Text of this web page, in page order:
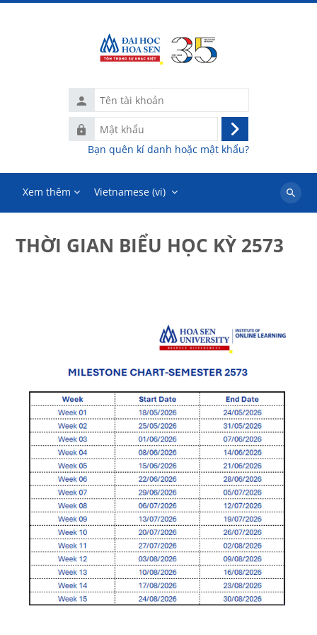
Tên
tài
khoản
Mật
khẩu
Đăng
nhập
Bạn quên kí danh hoặc mật khẩu?
Xem thêm Vietnamese ‎(vi)‎
Tìm
khoá
học
THỜI GIAN BIỂU HỌC KỲ 2573